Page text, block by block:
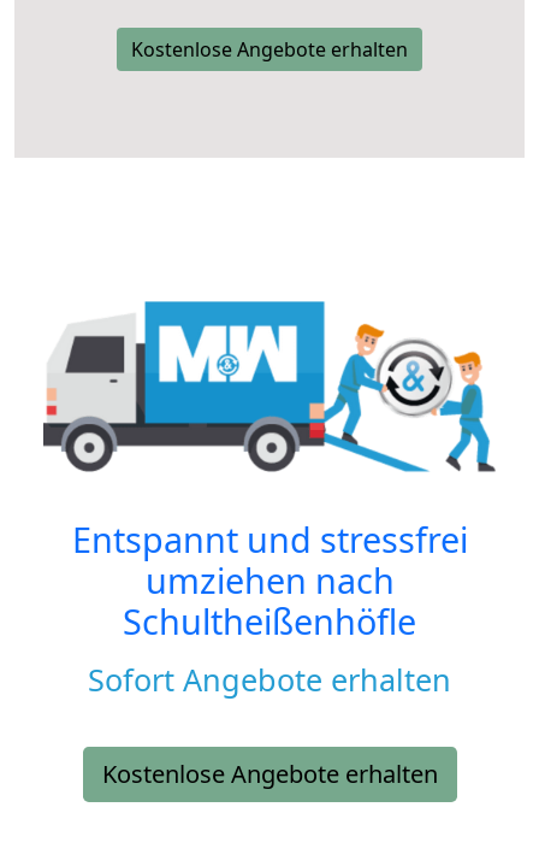
Kostenlose Angebote erhalten
Entspannt und stressfrei
umziehen nach
Schultheißenhöfle
Sofort Angebote erhalten
Kostenlose Angebote erhalten